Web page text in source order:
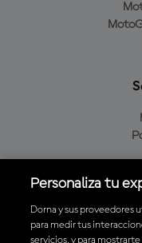
Personaliza tu
Dorna y sus proveedores
para medir tus
servicios, y para